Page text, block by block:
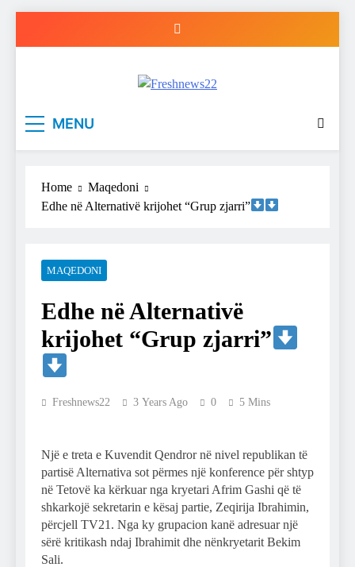
MENU
Home
Maqedoni
Edhe në Alternativë krijohet “Grup zjarri”
MAQEDONI
Edhe në Alternativë
krijohet “Grup zjarri”
Freshnews22 3 Years Ago 0 5 Mins
Një e treta e Kuvendit Qendror në nivel republikan të
partisë Alternativa sot përmes një konference për shtyp
në Tetovë ka kërkuar nga kryetari Afrim Gashi që të
shkarkojë sekretarin e kësaj partie, Zeqirija Ibrahimin,
përcjell TV21. Nga ky grupacion kanë adresuar një
sërë kritikash ndaj Ibrahimit dhe nënkryetarit Bekim
Sali.